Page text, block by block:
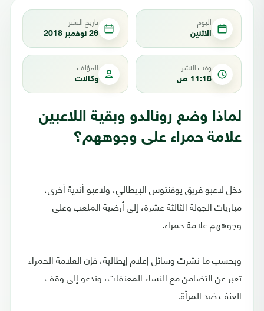
اليوم
الاثنين
تاريخ النشر
26 نوفمبر 2018
وقت النشر
11:18 ص
المؤلف
وكالات
لماذا وضع رونالدو وبقية اللاعبين
علامة حمراء على وجوههم؟
دخل لاعبو فريق يوفنتوس الإيطالي، ولاعبو أندية أخرى،
مباريات الجولة الثالثة عشرة، إلى أرضية الملعب وعلى
وجوههم علامة حمراء.
وبحسب ما نشرت وسائل إعلام إيطالية، فإن العلامة الحمراء
تعبر عن التضامن مع النساء المعنفات، وتدعو إلى وقف
العنف ضد المرأة.